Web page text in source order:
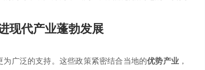
现代产业蓬勃发展
广泛的支持。这些政策紧密结合当地的优势产业 ，